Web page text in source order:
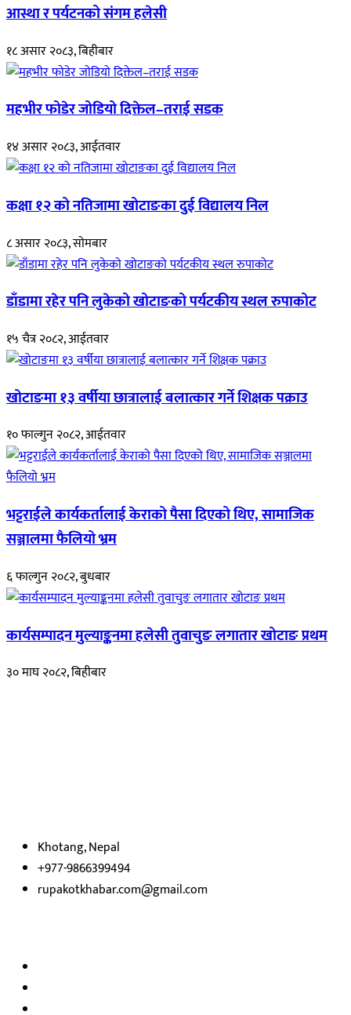
आस्था र पर्यटनको संगम हलेसी
१८ असार २०८३, बिहीबार
महभीर फोडेर जोडियो दिक्तेल–तराई सडक
१४ असार २०८३, आईतवार
कक्षा १२ को नतिजामा खोटाङका दुई विद्यालय निल
८ असार २०८३, सोमबार
डाँडामा रहेर पनि लुकेको खोटाङको पर्यटकीय स्थल रुपाकोट
१५ चैत्र २०८२, आईतवार
खोटाङमा १३ वर्षीया छात्रालाई बलात्कार गर्ने शिक्षक पक्राउ
१० फाल्गुन २०८२, आईतवार
भट्टराईले कार्यकर्तालाई केराको पैसा दिएको थिए, सामाजिक
सञ्जालमा फैलियो भ्रम
६ फाल्गुन २०८२, बुधबार
कार्यसम्पादन मुल्याङ्कनमा हलेसी तुवाचुङ लगातार खोटाङ प्रथम
३० माघ २०८२, बिहीबार
Khotang, Nepal
+977-9866399494
rupakotkhabar.com@gmail.com